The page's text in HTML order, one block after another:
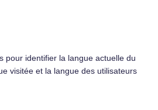
pour identifier la langue actuelle du
visitée et la langue des utilisateurs